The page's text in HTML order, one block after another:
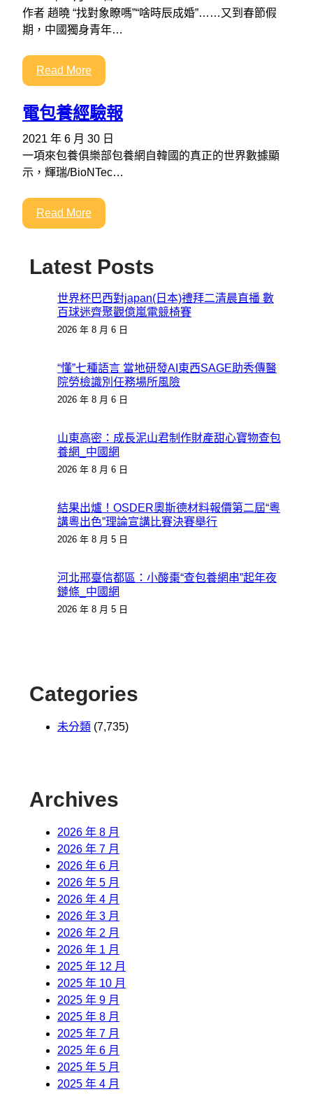
作者 趙曉 “找對象瞭嗎”“啥時辰成婚”……又到春節假
期，中國獨身青年…
Read More
電包養經驗報
2021 年 6 月 30 日
一項來包養俱樂部包養網自韓國的真正的世界數據顯
示，輝瑞/BioNTec…
Read More
Latest Posts
世界杯巴西對japan(日本)禮拜二清晨直播 數
百球迷齊聚觀億嵐電競椅賽
2026 年 8 月 6 日
“懂”七種語言 當地研發AI東西SAGE助秀傳醫
院勞檢識別任務場所風險
2026 年 8 月 6 日
山東高密：成長泥山君制作財產甜心寶物查包
養網_中國網
2026 年 8 月 6 日
結果出爐！OSDER奧斯德材料報價第二屆“粵
講粵出色”理論宣講比賽決賽舉行
2026 年 8 月 5 日
河北邢臺信都區：小酸棗“查包養網串”起年夜
鏈條_中國網
2026 年 8 月 5 日
Categories
未分類 (7,735)
Archives
2026 年 8 月
2026 年 7 月
2026 年 6 月
2026 年 5 月
2026 年 4 月
2026 年 3 月
2026 年 2 月
2026 年 1 月
2025 年 12 月
2025 年 10 月
2025 年 9 月
2025 年 8 月
2025 年 7 月
2025 年 6 月
2025 年 5 月
2025 年 4 月